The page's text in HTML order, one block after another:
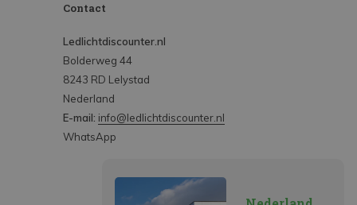
Contact
Ledlichtdiscounter.nl
Bolderweg 44
8243 RD Lelystad
Nederland
E-mail: info@ledlichtdiscounter.nl
WhatsApp